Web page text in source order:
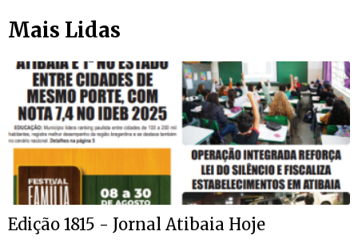
Mais Lidas
Edição 1815 - Jornal Atibaia Hoje